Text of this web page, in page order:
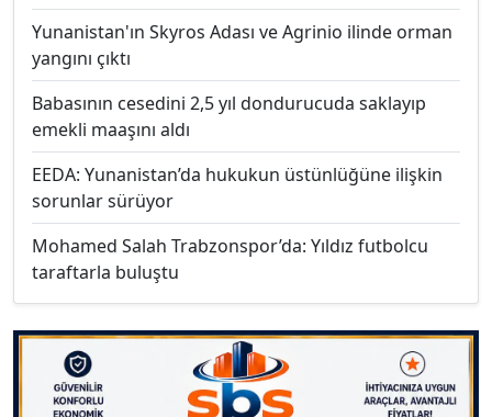
Yunanistan'ın Skyros Adası ve Agrinio ilinde orman
yangını çıktı
Babasının cesedini 2,5 yıl dondurucuda saklayıp
emekli maaşını aldı
EEDA: Yunanistan’da hukukun üstünlüğüne ilişkin
sorunlar sürüyor
Mohamed Salah Trabzonspor’da: Yıldız futbolcu
taraftarla buluştu